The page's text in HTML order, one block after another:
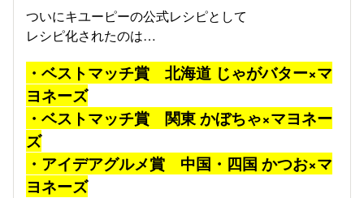
ついにキユーピーの公式レシピとして
レシピ化されたのは…
・ベストマッチ賞 北海道 じゃがバター×マ
ヨネーズ
・ベストマッチ賞 関東 かぼちゃ×マヨネー
ズ
・アイデアグルメ賞 中国・四国 かつお×マ
ヨネーズ